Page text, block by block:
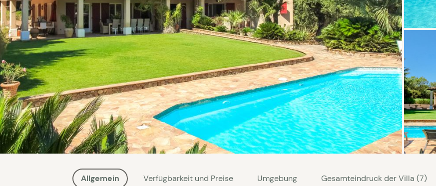
Allgemein Verfügbarkeit und Preise Umgebung Gesamteindruck der Villa (7)